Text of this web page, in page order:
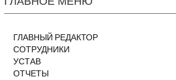
ГЛАВНЫЙ РЕДАКТОР
СОТРУДНИКИ
УСТАВ
ОТЧЕТЫ